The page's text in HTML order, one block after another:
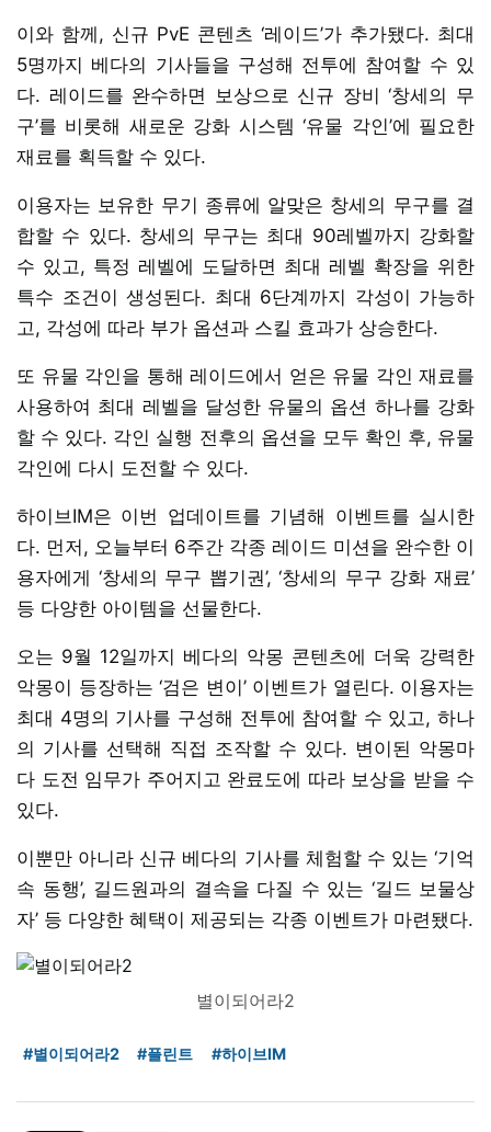
이와 함께, 신규 PvE 콘텐츠 ‘레이드’가 추가됐다. 최대
5명까지 베다의 기사들을 구성해 전투에 참여할 수 있
다. 레이드를 완수하면 보상으로 신규 장비 ‘창세의 무
구’를 비롯해 새로운 강화 시스템 ‘유물 각인’에 필요한
재료를 획득할 수 있다.
이용자는 보유한 무기 종류에 알맞은 창세의 무구를 결
합할 수 있다. 창세의 무구는 최대 90레벨까지 강화할
수 있고, 특정 레벨에 도달하면 최대 레벨 확장을 위한
특수 조건이 생성된다. 최대 6단계까지 각성이 가능하
고, 각성에 따라 부가 옵션과 스킬 효과가 상승한다.
또 유물 각인을 통해 레이드에서 얻은 유물 각인 재료를
사용하여 최대 레벨을 달성한 유물의 옵션 하나를 강화
할 수 있다. 각인 실행 전후의 옵션을 모두 확인 후, 유물
각인에 다시 도전할 수 있다.
하이브IM은 이번 업데이트를 기념해 이벤트를 실시한
다. 먼저, 오늘부터 6주간 각종 레이드 미션을 완수한 이
용자에게 ‘창세의 무구 뽑기권’, ‘창세의 무구 강화 재료’
등 다양한 아이템을 선물한다.
오는 9월 12일까지 베다의 악몽 콘텐츠에 더욱 강력한
악몽이 등장하는 ‘검은 변이’ 이벤트가 열린다. 이용자는
최대 4명의 기사를 구성해 전투에 참여할 수 있고, 하나
의 기사를 선택해 직접 조작할 수 있다. 변이된 악몽마
다 도전 임무가 주어지고 완료도에 따라 보상을 받을 수
있다.
이뿐만 아니라 신규 베다의 기사를 체험할 수 있는 ‘기억
속 동행’, 길드원과의 결속을 다질 수 있는 ‘길드 보물상
자’ 등 다양한 혜택이 제공되는 각종 이벤트가 마련됐다.
별이되어라2
#별이되어라2 #플린트 #하이브IM